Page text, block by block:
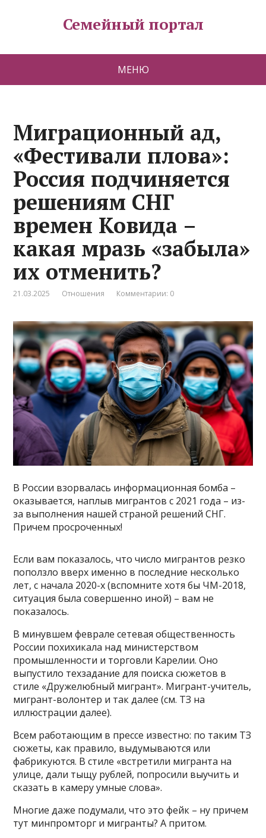
Семейный портал
МЕНЮ
Миграционный ад,
«Фестивали плова»:
Россия подчиняется
решениям СНГ
времен Ковида –
какая мразь «забыла»
их отменить?
21.03.2025 Отношения Комментарии: 0
В России взорвалась информационная бомба –
оказывается, наплыв мигрантов с 2021 года – из-
за выполнения нашей страной решений СНГ.
Причем просроченных!
Если вам показалось, что число мигрантов резко
поползло вверх именно в последние несколько
лет, с начала 2020-х (вспомните хотя бы ЧМ-2018,
ситуация была совершенно иной) – вам не
показалось.
В минувшем феврале сетевая общественность
России похихикала над министерством
промышленности и торговли Карелии. Оно
выпустило техзадание для поиска сюжетов в
стиле «Дружелюбный мигрант». Мигрант-учитель,
мигрант-волонтер и так далее (см. ТЗ на
иллюстрации далее).
Всем работающим в прессе известно: по таким ТЗ
сюжеты, как правило, выдумываются или
фабрикуются. В стиле «встретили мигранта на
улице, дали тыщу рублей, попросили выучить и
сказать в камеру умные слова».
Многие даже подумали, что это фейк – ну причем
тут минпромторг и мигранты? А притом.